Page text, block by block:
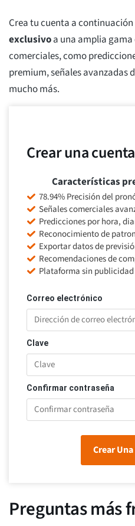
Crea tu cuenta a
exclusivoa una amplia
comerciales, como
premium, señales avanzadas
mucho más.
Crear una cuenta
Correo electrónico
Clave
Confirmar contraseña
Crear
Características
78.94% Precisión del
Señales comerciales
Predicciones por hora,
Reconocimiento de
Exportar datos de
Recomendaciones de
Plataforma sin publicidad
Preguntas más